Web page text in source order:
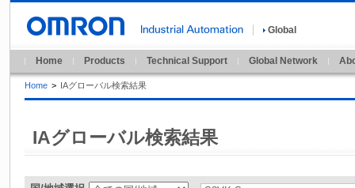
Global
Home Products Technical Support Global Network
Home > IAグローバル検索結果
IAグローバル検索結果